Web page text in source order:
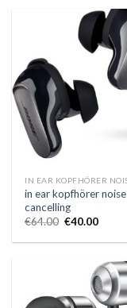
in ear kopfhörer noise
cancelling
€64.00 €40.00